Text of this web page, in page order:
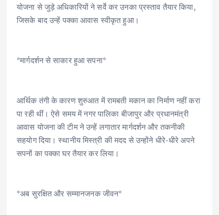
योजना से जुड़े अधिकारियों ने सर्वे कर उनका प्रस्ताव तैयार किया,
जिसके बाद उन्हें पक्का आवास स्वीकृत हुआ।
*मार्गदर्शन से साकार हुआ सपना*
आर्थिक तंगी के कारण शुरुआत में रामबती मकान का निर्माण नहीं करा
पा रही थीं। ऐसे समय में नगर पालिका बीजापुर और प्रधानमंत्री
आवास योजना की टीम ने उन्हें लगातार मार्गदर्शन और तकनीकी
सहयोग दिया। स्थानीय मिस्त्री की मदद से उन्होंने धीरे-धीरे अपने
सपनों का पक्का घर तैयार कर लिया।
*अब सुरक्षित और सम्मानजनक जीवन*